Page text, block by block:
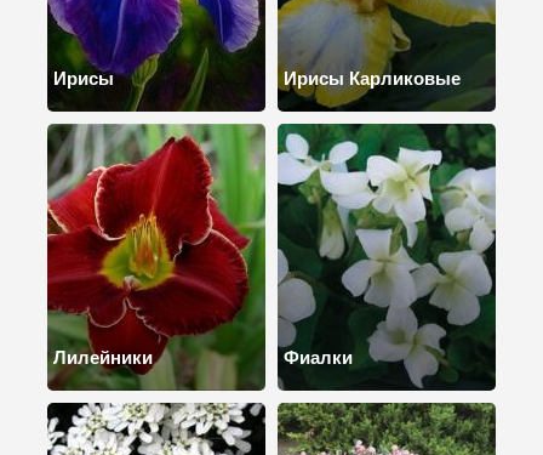
Ирисы Ирисы Карликовые
Лилейники Фиалки